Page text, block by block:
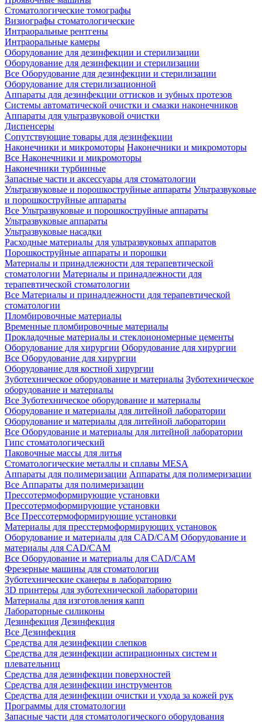
Стоматологические томографы
Визиографы стоматологические
Интраоральные рентгены
Интраоральные камеры
Оборудование для дезинфекции и стерилизации
Оборудование для дезинфекции и стерилизации
Все Оборудование для дезинфекции и стерилизации
Оборудование для стерилизационной
Аппараты для дезинфекции оттисков и зубных протезов
Системы автоматической очистки и смазки наконечников
Аппараты для ультразвуковой очистки
Диспенсеры
Сопутствующие товары для дезинфекции
Наконечники и микромоторы Наконечники и микромоторы
Все Наконечники и микромоторы
Наконечники турбинные
Запасные части и аксессуары для стоматологии
Ультразвуковые и порошкоструйные аппараты Ультразвуковые
и порошкоструйные аппараты
Все Ультразвуковые и порошкоструйные аппараты
Ультразвуковые аппараты
Ультразвуковые насадки
Расходные материалы для ультразвуковых аппаратов
Порошкоструйные аппараты и порошки
Материалы и принадлежности для терапевтической
стоматологии Материалы и принадлежности для
терапевтической стоматологии
Все Материалы и принадлежности для терапевтической
стоматологии
Пломбировочные материалы
Временные пломбировочные материалы
Прокладочные материалы и стеклоиономерные цементы
Оборудование для хирургии Оборудование для хирургии
Все Оборудование для хирургии
Оборудование для костной хирургии
Зуботехническое оборудование и материалы Зуботехническое
оборудование и материалы
Все Зуботехническое оборудование и материалы
Оборудование и материалы для литейной лаборатории
Оборудование и материалы для литейной лаборатории
Все Оборудование и материалы для литейной лаборатории
Гипс стоматологический
Паковочные массы для литья
Стоматологические металлы и сплавы MESA
Аппараты для полимеризации Аппараты для полимеризации
Все Аппараты для полимеризации
Прессотермоформирующие установки
Прессотермоформирующие установки
Все Прессотермоформирующие установки
Материалы для пресстермоформирующих установок
Оборудование и материалы для CAD/CAM Оборудование и
материалы для CAD/CAM
Все Оборудование и материалы для CAD/CAM
Фрезерные машины для стоматологии
Зуботехнические сканеры в лабораторию
3D принтеры для зуботехнической лаборатории
Материалы для изготовления капп
Лабораторные силиконы
Дезинфекция Дезинфекция
Все Дезинфекция
Средства для дезинфекции слепков
Средства для дезинфекции аспирационных систем и
плевательниц
Средства для дезинфекции поверхностей
Средства для дезинфекции инструментов
Средства для дезинфекции очистки и ухода за кожей рук
Программы для стоматологии
Запасные части для стоматологического оборудования